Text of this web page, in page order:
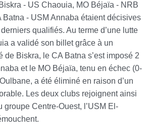
- US Chaouia, MO Béjaïa - NRB
Batna - USM Annaba étaient décisives
qualifiés. Au terme d’une lutte
a validé son billet grâce à un
de Biskra, le CA Batna s’est imposé 2
et le MO Béjaïa, tenu en échec (0-
a été éliminé en raison d’un
Les deux clubs rejoignent ainsi
groupe Centre-Ouest, l’USM El-